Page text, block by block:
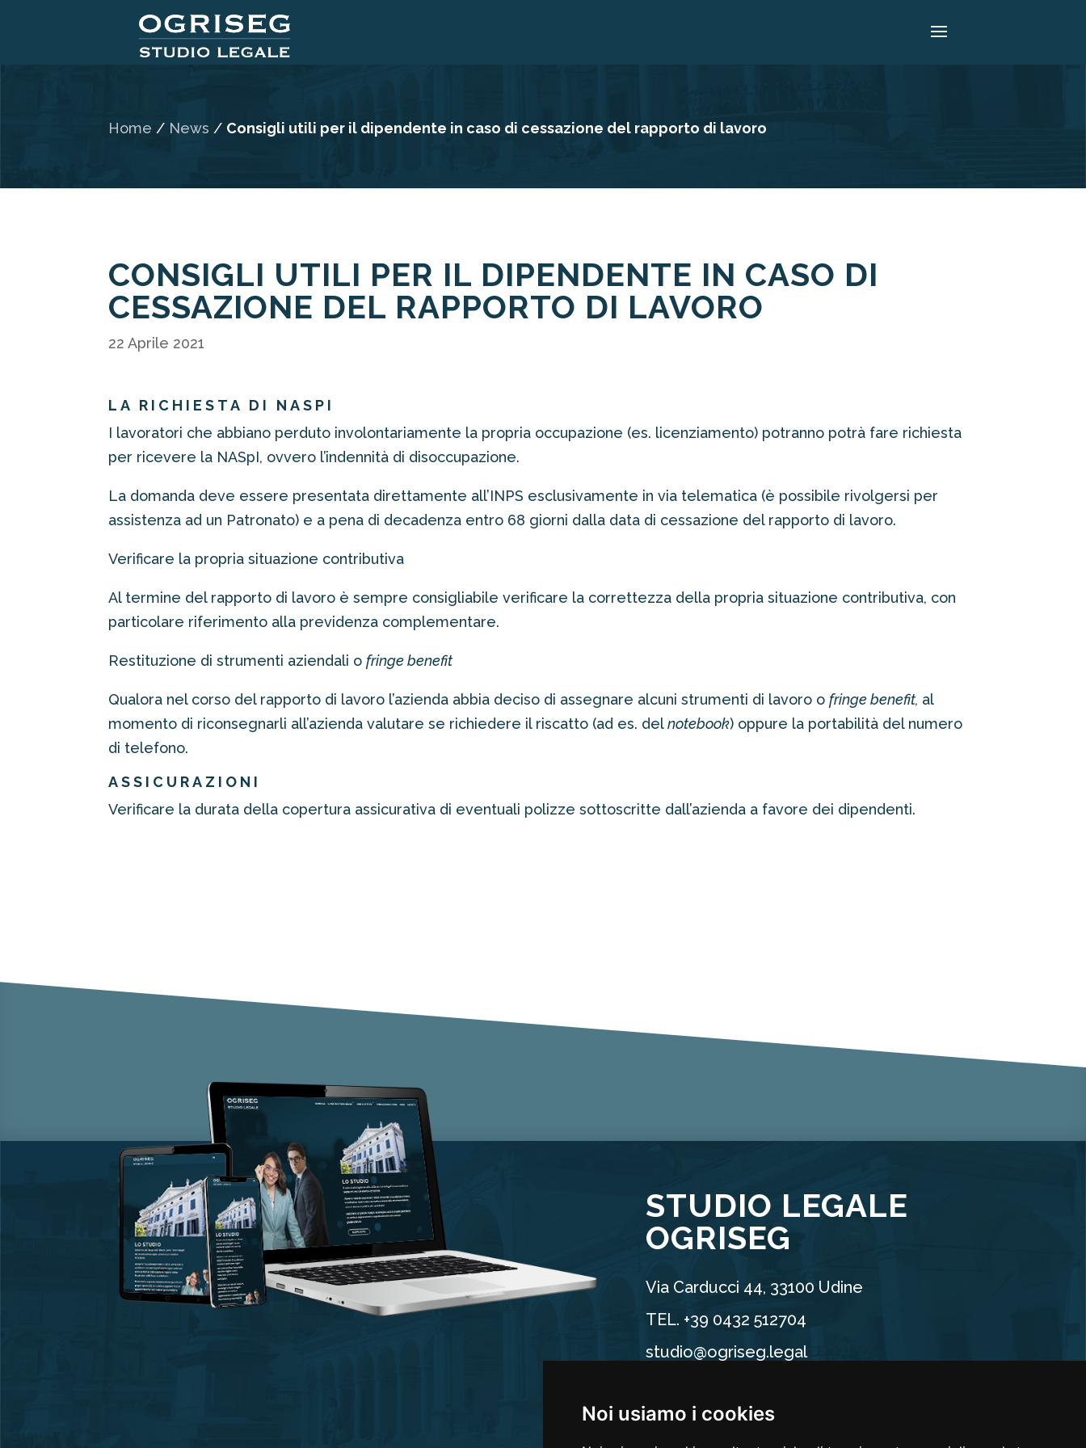
Noi usiamo i cookies
Home / News / Consigli utili per il dipendente in caso di cessazione del rapporto di lavoro
CONSIGLI UTILI PER IL DIPENDENTE IN CASO DI
CESSAZIONE DEL RAPPORTO DI LAVORO
22 Aprile 2021
LA RICHIESTA DI NASPI
I lavoratori che abbiano perduto involontariamente la propria occupazione (es. licenziamento) potranno potrà fare richiesta
per ricevere la NASpI, ovvero l’indennità di disoccupazione.
La domanda deve essere presentata direttamente all’INPS esclusivamente in via telematica (è possibile rivolgersi per
assistenza ad un Patronato) e a pena di decadenza entro 68 giorni dalla data di cessazione del rapporto di lavoro.
Verificare la propria situazione contributiva
Al termine del rapporto di lavoro è sempre consigliabile verificare la correttezza della propria situazione contributiva, con
particolare riferimento alla previdenza complementare.
Restituzione di strumenti aziendali ofringe benefit
Qualora nel corso del rapporto di lavoro l’azienda abbia deciso di assegnare alcuni strumenti di lavoro ofringe benefit, al
momento di riconsegnarli all’azienda valutare se richiedere il riscatto (ad es. delnotebook) oppure la portabilità del numero
di telefono.
ASSICURAZIONI
Verificare la durata della copertura assicurativa di eventuali polizze sottoscritte dall’azienda a favore dei dipendenti.
STUDIO LEGALE
OGRISEG
Via Carducci 44, 33100 Udine
TEL. +39 0432 512704
studio@ogriseg.legal